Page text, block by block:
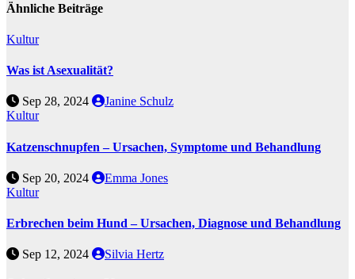
Ähnliche Beiträge
Kultur
Was ist Asexualität?
Sep 28, 2024
Janine Schulz
Kultur
Katzenschnupfen – Ursachen, Symptome und Behandlung
Sep 20, 2024
Emma Jones
Kultur
Erbrechen beim Hund – Ursachen, Diagnose und Behandlung
Sep 12, 2024 Silvia Hertz